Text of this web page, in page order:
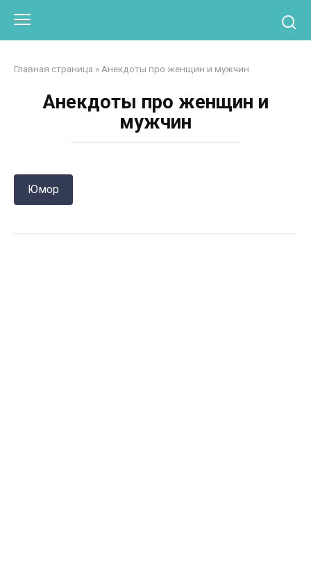
контенту
Главная страница » Анекдоты про женщин и мужчин
Анекдоты про женщин и
мужчин
Юмор